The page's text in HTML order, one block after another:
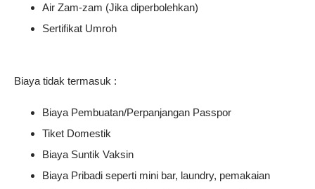
Air Zam-zam (Jika diperbolehkan)
Sertifikat Umroh
Biaya tidak termasuk :
Biaya Pembuatan/Perpanjangan Passpor
Tiket Domestik
Biaya Suntik Vaksin
Biaya Pribadi seperti mini bar, laundry, pemakaian